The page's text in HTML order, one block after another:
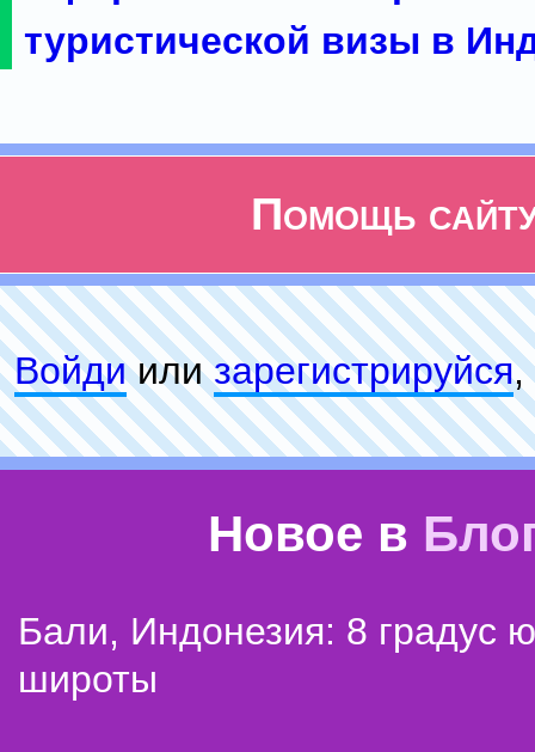
туристической визы в
Помощь
Войдиилизарeгиcтpируйся,
Новое в
Бали, Индонезия: 8 градус
широты